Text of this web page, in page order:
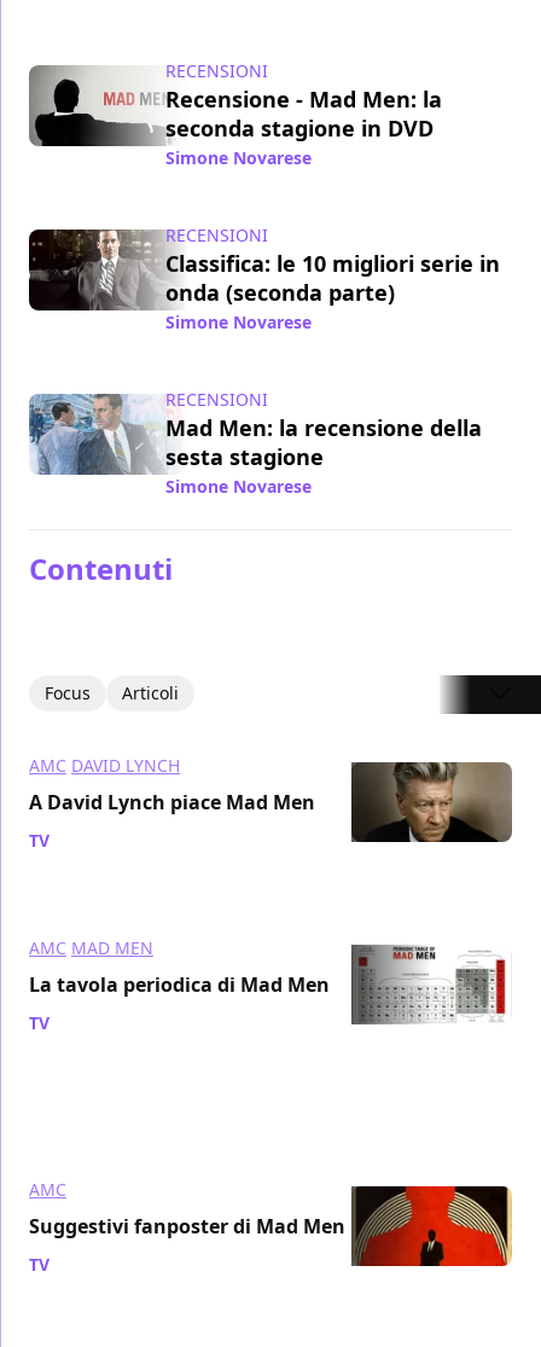
RECENSIONI
Recensione - Mad Men: la
seconda stagione in DVD
Simone Novarese
RECENSIONI
Classifica: le 10 migliori serie in
onda (seconda parte)
Simone Novarese
RECENSIONI
Mad Men: la recensione della
sesta stagione
Simone Novarese
Contenuti
Focus Articoli
AMC DAVID LYNCH
A David Lynch piace Mad Men
TV
AMC MAD MEN
La tavola periodica di Mad Men
TV
AMC
Suggestivi fanposter di Mad Men
TV